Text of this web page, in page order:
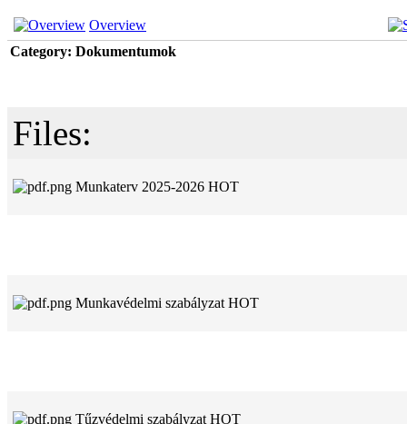
Overview
Category: Dokumentumok
Files:
Munkaterv 2025-2026 HOT
Munkavédelmi szabályzatHOT
Tűzvédelmi szabályzatHOT